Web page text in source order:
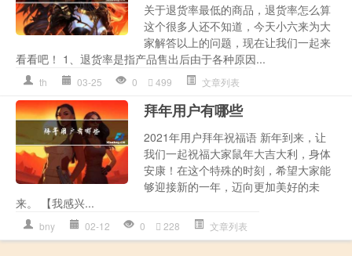
关于退货率最低的商品，退货率怎么算
这个很多人还不知道，今天小六来为大
家解答以上的问题，现在让我们一起来
看看吧！ 1、退货率是指产品售出后由于各种原因...
th 03-25 0 499 文章列表
拜年用户有哪些
2021年用户拜年祝福语 新年到来，让
我们一起祝福大家鼠年大吉大利，身体
安康！在这个特殊的时刻，希望大家能
够迎接新的一年，迈向更加美好的未
来。 【我感兴...
bny 02-12 0 228 文章列表